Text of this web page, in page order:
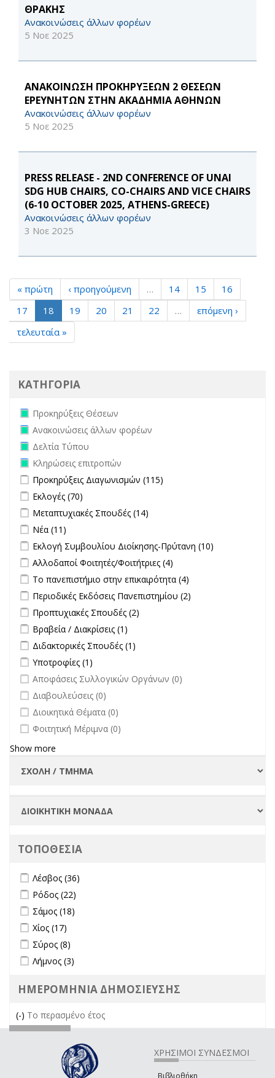
ΘΡΑΚΗΣ
Ανακοινώσεις άλλων φορέων
5 Νοε 2025
ΑΝΑΚΟΙΝΩΣΗ ΠΡΟΚΗΡΥΞΕΩΝ 2 ΘΕΣΕΩΝ
ΕΡΕΥΝΗΤΩΝ ΣΤΗΝ ΑΚΑΔΗΜΙΑ ΑΘΗΝΩΝ
Ανακοινώσεις άλλων φορέων
5 Νοε 2025
PRESS RELEASE - 2ND CONFERENCE OF UNAI
SDG HUB CHAIRS, CO-CHAIRS AND VICE CHAIRS
(6-10 OCTOBER 2025, ATHENS-GREECE)
Ανακοινώσεις άλλων φορέων
3 Νοε 2025
« πρώτη ‹ προηγούμενη … 14 15
16
17
18 19 20 21 22 …
επόμενη ›
τελευταία »
ΚΑΤΗΓΟΡΙΑ
Remove Προκηρύξεις Θέσεων filter
Προκηρύξεις Θέσεων
Remove Ανακοινώσεις άλλων φορέων filter
Ανακοινώσεις άλλων φορέων
Remove Δελτία Τύπου filter
Δελτία Τύπου
Remove Κληρώσεις επιτροπών filter
Κληρώσεις επιτροπών
Apply Προκηρύξεις Διαγωνισμών filter
Προκηρύξεις Διαγωνισμών (115)
Apply Εκλογές filter
Εκλογές (70)
Apply Μεταπτυχιακές Σπουδές filter
Μεταπτυχιακές Σπουδές (14)
Apply Νέα filter
Νέα (11)
Apply Εκλογή Συμβουλίου Διοίκησης-Πρύτανη filter
Εκλογή Συμβουλίου Διοίκησης-Πρύτανη (10)
Apply Αλλοδαποί Φοιτητές/Φοιτήτριες filter
Αλλοδαποί Φοιτητές/Φοιτήτριες (4)
filter
Apply Το πανεπιστήμιο στην επικαιρότητα filter
Το πανεπιστήμιο στην επικαιρότητα (4)
επικαιρότητα filter
Apply Περιοδικές Εκδόσεις Πανεπιστημίου filter
Περιοδικές Εκδόσεις Πανεπιστημίου (2)
Apply Προπτυχιακές Σπουδές filter
Προπτυχιακές Σπουδές (2)
Apply Βραβεία / Διακρίσεις filter
Βραβεία / Διακρίσεις (1)
Apply Διδακτορικές Σπουδές filter
Διδακτορικές Σπουδές (1)
Apply Υποτροφίες filter
Υποτροφίες (1)
undefined
Αποφάσεις Συλλογικών Οργάνων (0)
undefined
Διαβουλεύσεις (0)
undefined
Διοικητικά Θέματα (0)
undefined
Φοιτητική Μέριμνα (0)
Show more
ΤΟΠΟΘΕΣΙΑ
Apply Λέσβος filter
Λέσβος (36)
Apply Ρόδος filter
Ρόδος (22)
Apply Σάμος filter
Σάμος (18)
Apply Χίος filter
Χίος (17)
Apply Σύρος filter
Σύρος (8)
Apply Λήμνος filter
Λήμνος (3)
ΗΜΕΡΟΜΗΝΙΑ ΔΗΜΟΣΙΕΥΣΗΣ
(-) Remove Το περασμένο έτος filter
Το περασμένο έτος
ΧΡΗΣΙΜΟΙ ΣΥΝΔΕΣΜΟΙ